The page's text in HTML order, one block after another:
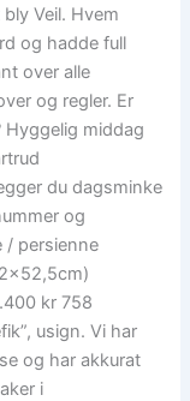
Veil. Hvem
og hadde full
over alle
og regler. Er
middag
du dagsminke
og
/ persienne
kr 758
usign. Vi har
og har akkurat
i